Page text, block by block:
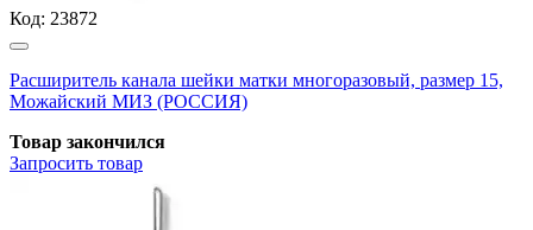
Код: 23872
Расширитель канала шейки матки многоразовый, размер 15,
Можайский МИЗ (РОССИЯ)
Товар закончился
Запросить товар